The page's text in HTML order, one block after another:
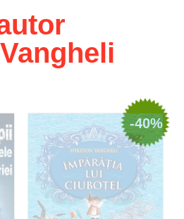
-40%